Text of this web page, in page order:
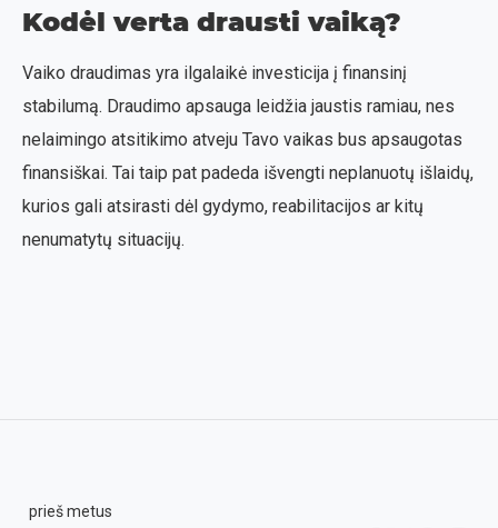
Kodėl verta drausti vaiką?
Vaiko draudimas yra ilgalaikė investicija į finansinį
stabilumą. Draudimo apsauga leidžia jaustis ramiau, nes
nelaimingo atsitikimo atveju Tavo vaikas bus apsaugotas
finansiškai. Tai taip pat padeda išvengti neplanuotų išlaidų,
kurios gali atsirasti dėl gydymo, reabilitacijos ar kitų
nenumatytų situacijų.
prieš metus